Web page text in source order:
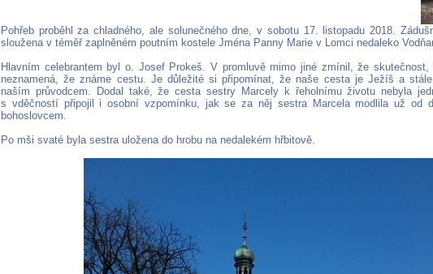
Pohřeb proběhl za chladného, ale solunečného dne, v sobotu 17. listopadu 2018.
sloužena v téměř zaplněném poutním kostele Jména Panny Marie v Lomci nedaleko
Hlavním celebrantem byl o. Josef Prokeš. V promluvě mimo jiné zmínil, že
neznamená, že známe cestu. Je důležité si připomínat, že naše cesta je Ježíš a
naším průvodcem. Dodal také, že cesta sestry Marcely k řeholnímu životu nebyla
s vděčností připojil i osobní vzpomínku, jak se za něj sestra Marcela modlila už od
bohoslovcem.
Po mši svaté byla sestra uložena do hrobu na nedalekém hřbitově.